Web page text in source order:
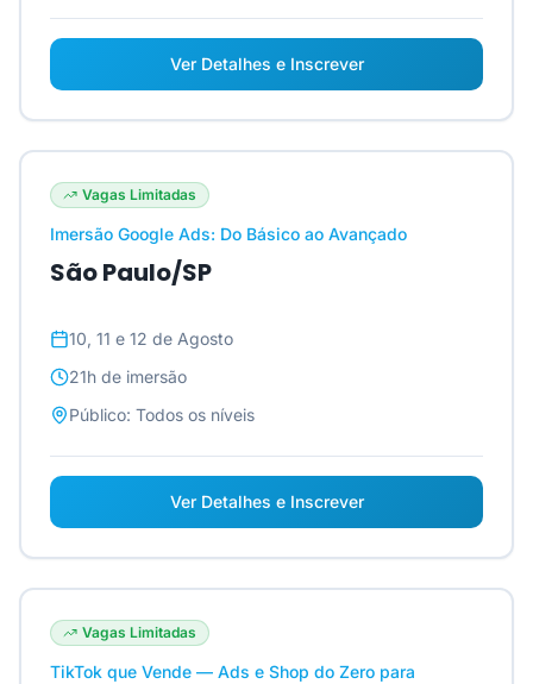
Ver Detalhes e Inscrever
Vagas Limitadas
Imersão Google Ads: Do Básico ao Avançado
São Paulo/SP
10, 11 e 12 de Agosto
21h de imersão
Público: Todos os níveis
Ver Detalhes e Inscrever
Vagas Limitadas
TikTok que Vende — Ads e Shop do Zero para